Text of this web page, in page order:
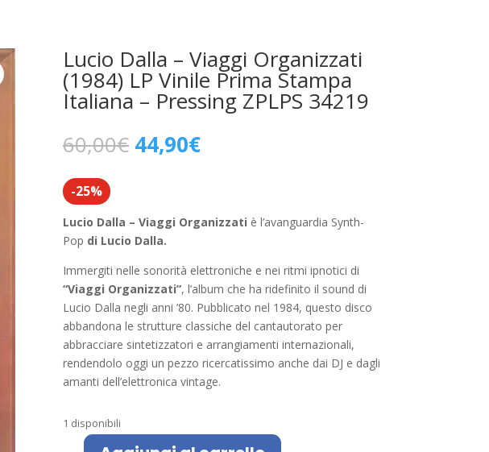
Lucio Dalla – Viaggi Organizzati
(1984) LP Vinile Prima Stampa
Italiana – Pressing ZPLPS 34219
60,00€ Il
prezzo
60,00€.
44,90€Il
prezzo
44,90€.
-25%
Lucio Dalla – Viaggi Organizzati è l’avanguardia Synth-
Pop di Lucio Dalla.
Immergiti nelle sonorità elettroniche e nei ritmi ipnotici di
“Viaggi Organizzati”, l’album che ha ridefinito il sound di
Lucio Dalla negli anni ’80. Pubblicato nel 1984, questo disco
abbandona le strutture classiche del cantautorato per
abbracciare sintetizzatori e arrangiamenti internazionali,
rendendolo oggi un pezzo ricercatissimo anche dai DJ e dagli
amanti dell’elettronica vintage.
1 disponibili